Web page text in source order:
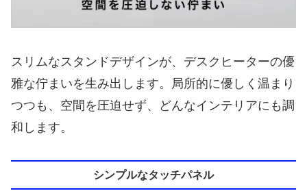
スリムなスタンドデザインが、デスクヒーターの優
雅な佇まいを生み出します。局所的に優しく温まり
つつも、空間を圧迫せず、どんなインテリアにも調
和します。
シンプルなタッチパネル